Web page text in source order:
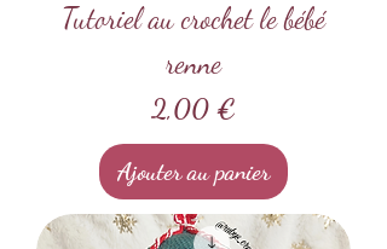
Tutoriel au crochet le bébé
renne
Prix
2,00 €
Ajouter au panier